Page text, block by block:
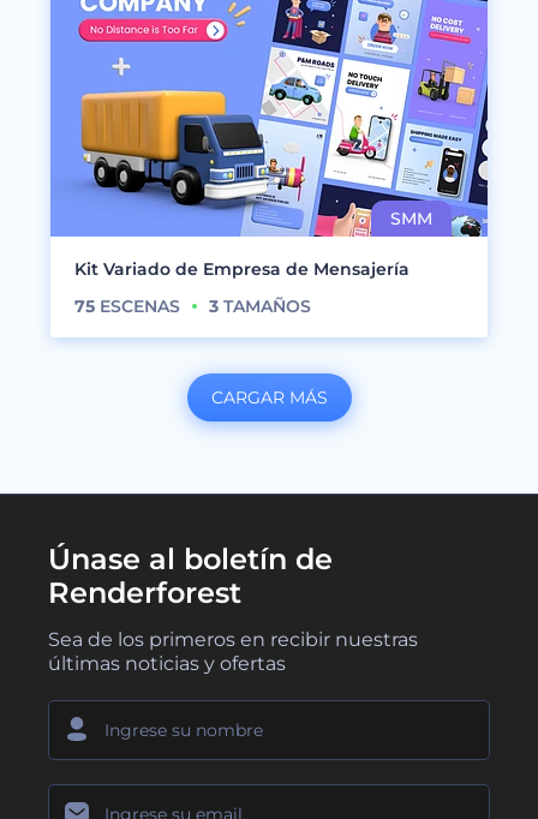
Kit Variado de Empresa de Mensajería
75 ESCENAS 3 TAMAÑOS
CARGAR MÁS
Únase al boletín de
Renderforest
Sea de los primeros en recibir nuestras
últimas noticias y ofertas